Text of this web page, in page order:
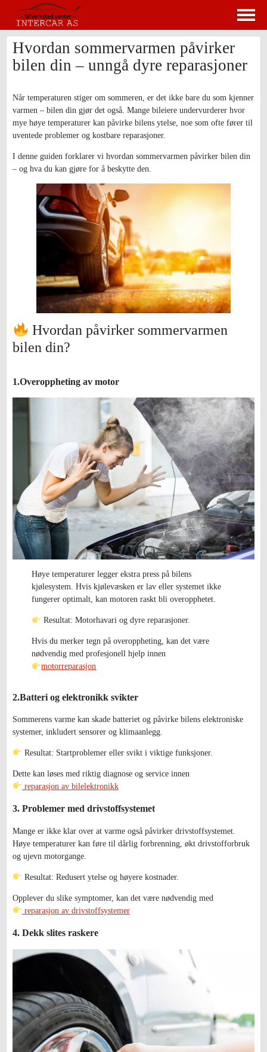
Hvordan sommervarmen påvirker
bilen din – unngå dyre reparasjoner
Når temperaturen stiger om sommeren, er det ikke bare du som kjenner
varmen – bilen din gjør det også. Mange bileiere undervurderer hvor
mye høye temperaturer kan påvirke bilens ytelse, noe som ofte fører til
uventede problemer og kostbare reparasjoner.
I denne guiden forklarer vi hvordan sommervarmen påvirker bilen din
– og hva du kan gjøre for å beskytte den.
Hvordan påvirker sommervarmen
bilen din?
1.Overoppheting av motor
Høye temperaturer legger ekstra press på bilens
kjølesystem. Hvis kjølevæsken er lav eller systemet ikke
fungerer optimalt, kan motoren raskt bli overopphetet.
Resultat: Motorhavari og dyre reparasjoner.
Hvis du merker tegn på overoppheting, kan det være
nødvendig med profesjonell hjelp innen
motorreparasjon
2.Batteri og elektronikk svikter
Sommerens varme kan skade batteriet og påvirke bilens elektroniske
systemer, inkludert sensorer og klimaanlegg.
Resultat: Startproblemer eller svikt i viktige funksjoner.
Dette kan løses med riktig diagnose og service innen
reparasjon av bilelektronikk
3. Problemer med drivstoffsystemet
Mange er ikke klar over at varme også påvirker drivstoffsystemet.
Høye temperaturer kan føre til dårlig forbrenning, økt drivstofforbruk
og ujevn motorgange.
Resultat: Redusert ytelse og høyere kostnader.
Opplever du slike symptomer, kan det være nødvendig med
reparasjon av drivstoffsystemer
4. Dekk slites raskere